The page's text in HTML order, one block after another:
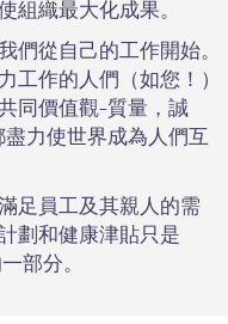
組織最大化成果。
們從自己的工作開始。
工作的人們（如您！）
同價值觀–質量，誠
力使世界成為人們互
足員工及其親人的需
劃和健康津貼只是
部分。